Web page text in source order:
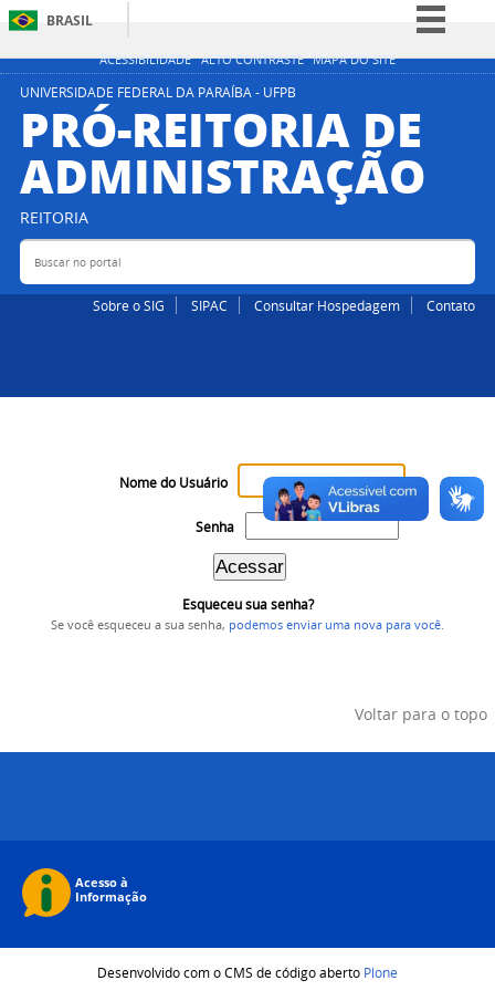
ACESSIBILIDADE ALTO CONTRASTE MAPA DO SITE
BRASIL
Simplifique!
Participe
Acesso à informação
Legislação
UNIVERSIDADE FEDERAL DA PARAÍBA - UFPB
PRÓ-REITORIA DE
ADMINISTRAÇÃO
REITORIA
Buscar no portal
Sobre o SIG SIPAC Consultar Hospedagem Contato
Nome do Usuário
Senha
Esqueceu sua senha?
Se você esqueceu a sua senha, podemos enviar uma nova para você
Voltar para o topo
Desenvolvido com o CMS de código aberto Plone